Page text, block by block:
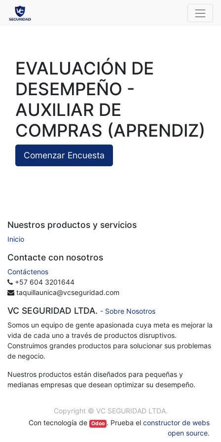
EVALUACIÓN DE
DESEMPEÑO -
AUXILIAR DE
COMPRAS (APRENDIZ)
Comenzar Encuesta
Nuestros productos y servicios
Inicio
Contacte con nosotros
Contáctenos
+57 604 3201644
taquillaunica@vcseguridad.com
VC SEGURIDAD LTDA. - Sobre Nosotros
Somos un equipo de gente apasionada cuya meta es mejorar la
vida de cada uno a través de productos disruptivos.
Construimos grandes productos para solucionar sus problemas
de negocio.
Nuestros productos están diseñados para pequeñas y
medianas empresas que desean optimizar su desempeño.
Copyright © VC SEGURIDAD LTDA.
Con tecnología de
Odoo . Prueba el constructor de webs
open source.